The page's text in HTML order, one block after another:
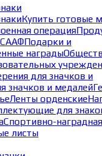
Купить готовые
операция
Подарки и
награды
для значков и
значков и медалей
Ленты орденские
для
Спортивно-наградная
листы